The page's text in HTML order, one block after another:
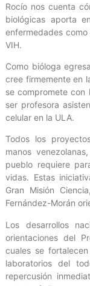
Rocío nos cuenta
biológicas aporta
enfermedades como
VIH.
Como bióloga
cree firmemente en
se compromete con
ser profesora
celular en la ULA.
Todos los
manos
pueblo requiere
vidas. Estas
Gran Misión
Fernández-Morán
Los desarrollos
orientaciones del
cuales se
laboratorios del
repercusión